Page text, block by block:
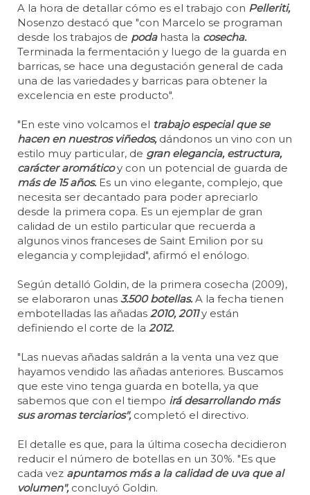
A la hora de detallar cómo es el trabajo con Pelleriti,
Nosenzo destacó que "con Marcelo se programan
desde los trabajos de podahasta la cosecha.
Terminada la fermentación y luego de la guarda en
barricas, se hace una degustación general de cada
una de las variedades y barricas para obtener la
excelencia en este producto".
"En este vino volcamos el trabajo especial que se
hacen en nuestros viñedos,dándonos un vino con un
estilo muy particular, de gran elegancia, estructura,
carácter aromáticoy con un potencial de guarda de
más de 15 años.Es un vino elegante, complejo, que
necesita ser decantado para poder apreciarlo
desde la primera copa. Es un ejemplar de gran
calidad de un estilo particular que recuerda a
algunos vinos franceses de Saint Emilion por su
elegancia y complejidad", afirmó el enólogo.
Según detalló Goldin, de la primera cosecha (2009),
se elaboraron unas 3.500 botellas.A la fecha tienen
embotelladas las añadas 2010, 2011y están
definiendo el corte de la 2012.
"Las nuevas añadas saldrán a la venta una vez que
hayamos vendido las añadas anteriores. Buscamos
que este vino tenga guarda en botella, ya que
sabemos que con el tiempo irá desarrollando más
sus aromas terciarios",completó el directivo.
El detalle es que, para la última cosecha decidieron
reducir el número de botellas en un 30%. "Es que
cada vez apuntamos más a la calidad de uva que al
volumen",concluyó Goldin.